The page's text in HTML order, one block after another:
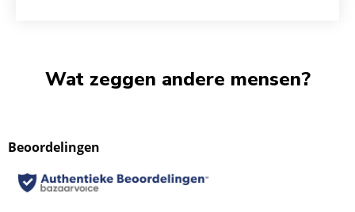
Wat zeggen andere mensen?